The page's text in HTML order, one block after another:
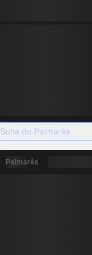
Suite du Palmarès
Palmarès